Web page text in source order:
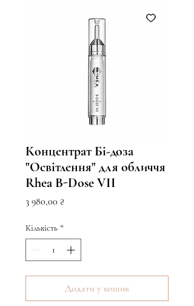
Концентрат Бі-доза
"Освітлення" для обличчя
Rhea B-Dose VII
3 980,00 ₴
Кількість *
Додати у кошик